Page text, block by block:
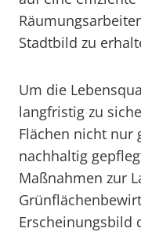
Stadtbild zu
Um die
langfristig zu
Flächen nicht nur
nachhaltig
Maßnahmen zur
Erscheinungsbild